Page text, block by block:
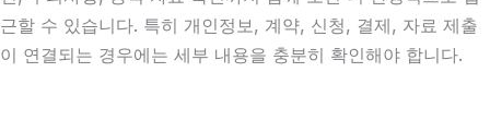
근할 수 있습니다. 특히 개인정보, 계약, 신청, 결제, 자료 제출
이 연결되는 경우에는 세부 내용을 충분히 확인해야 합니다.